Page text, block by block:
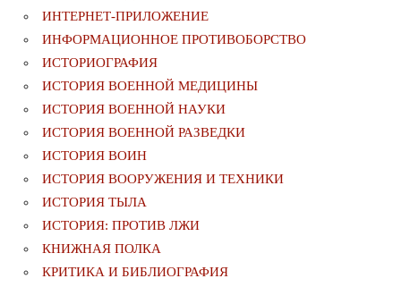
ИНТЕРНЕТ-ПРИЛОЖЕНИЕ
ИНФОРМАЦИОННОЕ ПРОТИВОБОРСТВО
ИСТОРИОГРАФИЯ
ИСТОРИЯ ВОЕННОЙ МЕДИЦИНЫ
ИСТОРИЯ ВОЕННОЙ НАУКИ
ИСТОРИЯ ВОЕННОЙ РАЗВЕДКИ
ИСТОРИЯ ВОИН
ИСТОРИЯ ВООРУЖЕНИЯ И ТЕХНИКИ
ИСТОРИЯ ТЫЛА
ИСТОРИЯ: ПРОТИВ ЛЖИ
КНИЖНАЯ ПОЛКА
КРИТИКА И БИБЛИОГРАФИЯ